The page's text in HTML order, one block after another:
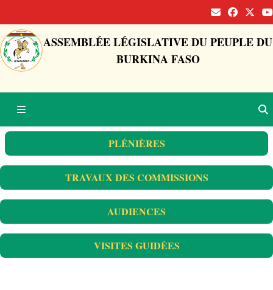
ASSEMBLÉE LÉGISLATIVE DU PEUPLE DU
BURKINA FASO
PLÉNIÈRES
TRAVAUX DES COMMISSIONS
AUDIENCES
VISITES GUIDÉES